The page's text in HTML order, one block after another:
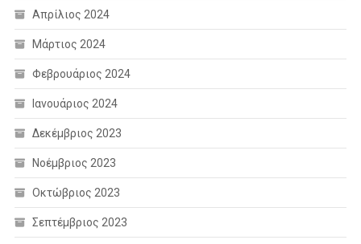
Απρίλιος 2024
Μάρτιος 2024
Φεβρουάριος 2024
Ιανουάριος 2024
Δεκέμβριος 2023
Νοέμβριος 2023
Οκτώβριος 2023
Σεπτέμβριος 2023